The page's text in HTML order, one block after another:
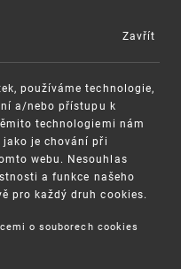
MENU
používáme technologie,
a/nebo přístupu k
technologiemi nám
je chování při
webu. Nesouhlas
a funkce našeho
pro každý druh cookies.
o souborech cookies
Zavřít